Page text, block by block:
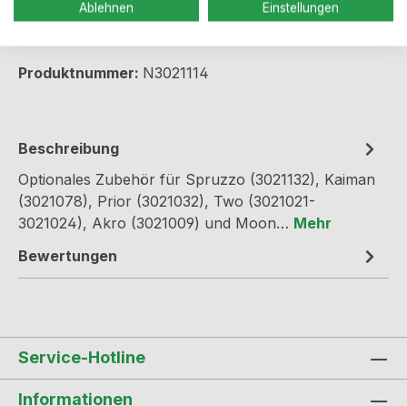
Produkt Anzahl: Gib den gewünschten
In den Warenkorb
Produktnummer: N3021114
Beschreibung
Optionales Zubehör für Spruzzo (3021132), Kaiman
(3021078), Prior (3021032), Two (3021021-
3021024), Akro (3021009) und Moon… Mehr
Bewertungen
Service-Hotline
Informationen
Ablehnen Einstellungen